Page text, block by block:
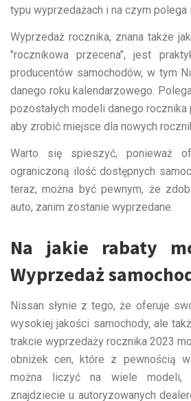
typu wyprzedażach i na czym polega
Wyprzedaż rocznika, znana także
"rocznikowa przecena", jest
producentów samochodów, w tym
danego roku kalendarzowego.
pozostałych modeli danego rocznika
aby zrobić miejsce dla nowych
Warto się spieszyć, ponieważ
ograniczoną ilość dostępnych
teraz, można być pewnym, że
auto, zanim zostanie wyprzedane.
Na jakie rabaty
Wyprzedaż
Nissan słynie z tego, że oferuje
wysokiej jakości samochody, ale
trakcie wyprzedaży rocznika 2023
obniżek cen, które z pewnością
można liczyć na wiele modeli,
znajdziecie u autoryzowanych